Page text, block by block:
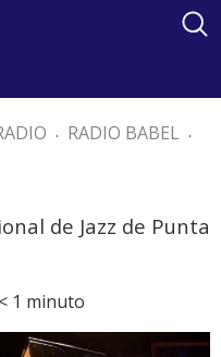
. RADIO BABEL .
de Jazz de Punta
< 1 minuto